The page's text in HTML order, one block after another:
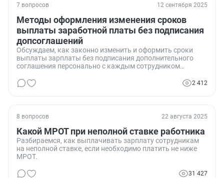
7 вопросов 12 сентября 2025
Методы оформления изменения сроков
выплаты заработной платы без подписания
допсоглашений
Обсуждаем, как законно изменить и оформить сроки
выплаты зарплаты без подписания дополнительного
соглашения персонально с каждым сотрудником
2 412
8 вопросов 22 августа 2025
Какой МРОТ при неполной ставке работника
Разбираемся, как выплачивать зарплату сотрудникам
на неполной ставке, если необходимо платить не ниже
МРОТ.
31 427